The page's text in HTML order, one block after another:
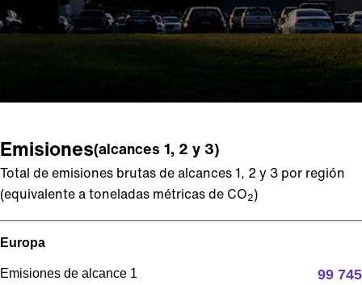
Emisiones(alcances 1, 2 y 3)
Total de emisiones brutas de alcances 1, 2 y 3 por región
(equivalente a toneladas métricas de CO2)
Europa
Emisiones de alcance 1 99 745